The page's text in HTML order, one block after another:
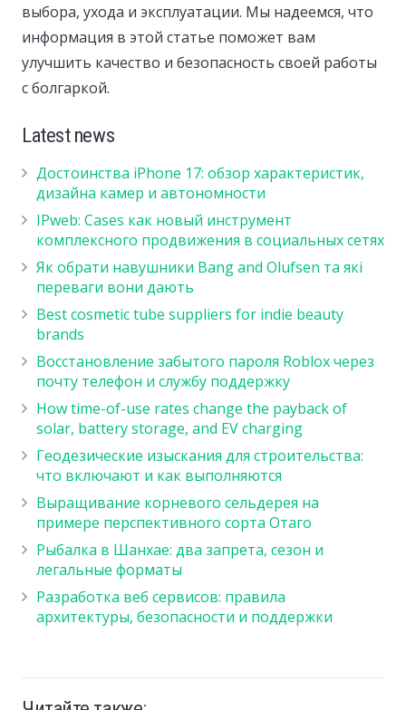
выбора, ухода и эксплуатации. Мы надеемся, что
информация в этой статье поможет вам
улучшить качество и безопасность своей работы
с болгаркой.
Latest news
Достоинства iPhone 17: обзор характеристик,
дизайна камер и автономности
IPweb: Cases как новый инструмент
комплексного продвижения в социальных сетях
Як обрати навушники Bang and Olufsen та які
переваги вони дають
Best cosmetic tube suppliers for indie beauty
brands
Восстановление забытого пароля Roblox через
почту телефон и службу поддержку
How time-of-use rates change the payback of
solar, battery storage, and EV charging
Геодезические изыскания для строительства:
что включают и как выполняются
Выращивание корневого сельдерея на
примере перспективного сорта Отаго
Рыбалка в Шанхае: два запрета, сезон и
легальные форматы
Разработка веб сервисов: правила
архитектуры, безопасности и поддержки